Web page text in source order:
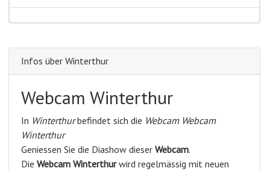
Infos über Winterthur
Webcam Winterthur
In Winterthurbefindet sich die Webcam Webcam
Winterthur
Geniessen Sie die Diashow dieser Webcam.
Die Webcam Winterthurwird regelmässig mit neuen